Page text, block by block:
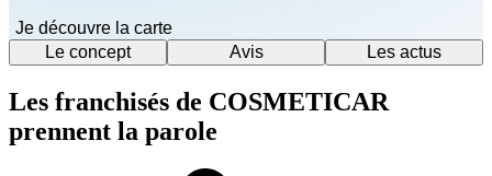
Je découvre la carte
Le concept
Avis Les actus
Les franchisés de COSMETICAR
prennent la parole